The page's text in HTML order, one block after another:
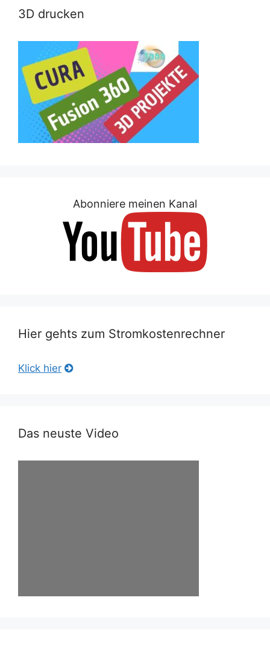
3D drucken
Abonniere meinen Kanal
Hier gehts zum Stromkostenrechner
Klick hier
Das neuste Video